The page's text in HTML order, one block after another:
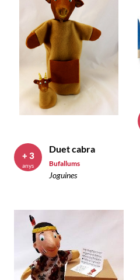
Duet cabra
Bufallums
Joguines
+ 3
anys